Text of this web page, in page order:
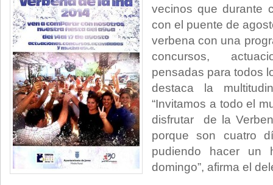
vecinos que durante
con el puente de
verbena con una
concursos,
pensadas para todos
destaca la
“Invitamos a todo el
disfrutar de la
porque son cuatro
pudiendo hacer un
domingo”, afirma el